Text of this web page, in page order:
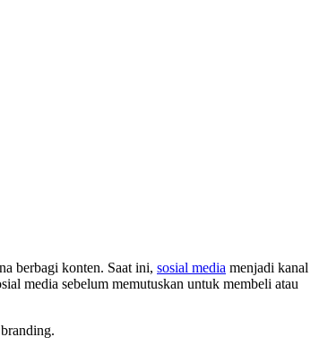
berbagi konten. Saat ini, sosial media menjadi kanal
media sebelum memutuskan untuk membeli atau